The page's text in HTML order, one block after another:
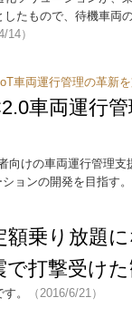
たもので、待機車両
14）
車両運行管理の革新
車両運行
向けの車両運行管理
ョンの開発を目指す。
額乗り放題
打撃受けた
。 （2016/6/21）